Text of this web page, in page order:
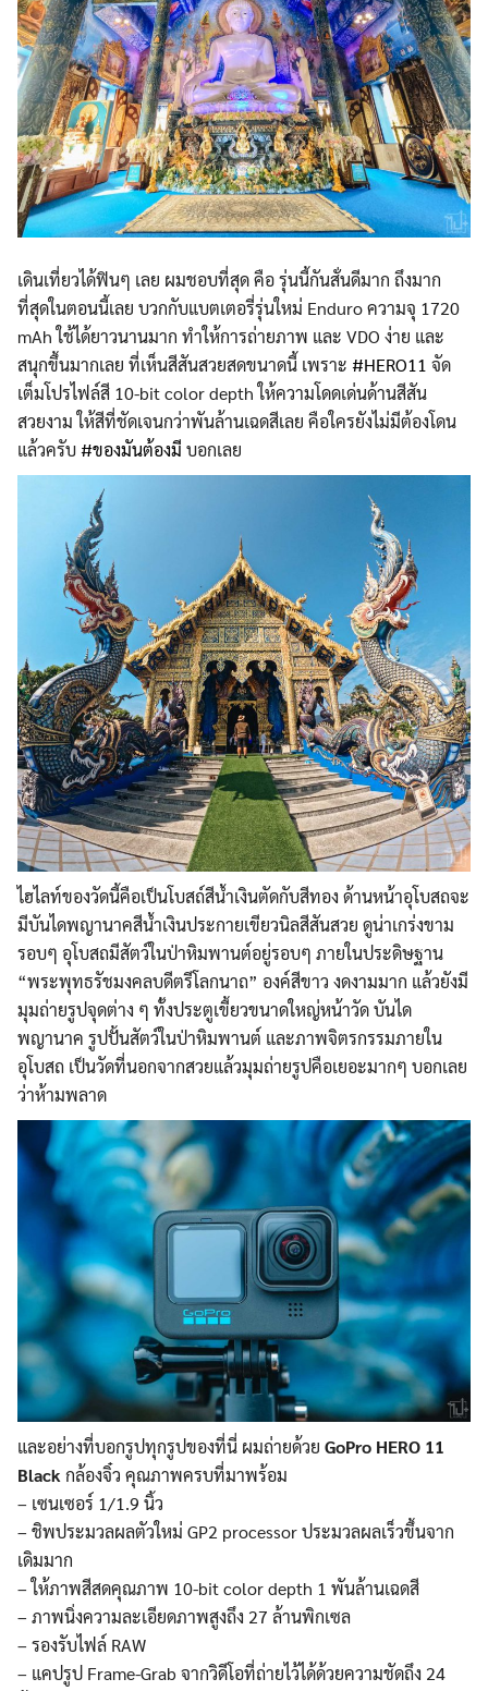
เดินเที่ยวได้ฟินๆ เลย ผมชอบที่สุด คือ รุ่นนี้กันสั่นดีมาก ถึงมาก
ที่สุดในตอนนี้เลย บวกกับแบตเตอรี่รุ่นใหม่ Enduro ความจุ 1720
mAh ใช้ได้ยาวนานมาก ทำให้การถ่ายภาพ และ VDO ง่าย และ
สนุกขึ้นมากเลย ที่เห็นสีสันสวยสดขนาดนี้ เพราะ #HERO11 จัด
เต็มโปรไฟล์สี 10-bit color depth ให้ความโดดเด่นด้านสีสัน
สวยงาม ให้สีที่ชัดเจนกว่าพันล้านเฉดสีเลย คือใครยังไม่มีต้องโดน
แล้วครับ#ของมันต้องมี บอกเลย
ไฮไลท์ของวัดนี้คือเป็นโบสถ์สีน้ำเงินตัดกับสีทอง ด้านหน้าอุโบสถจะ
มีบันไดพญานาคสีน้ำเงินประกายเขียวนิลสีสันสวย ดูน่าเกร่งขาม
รอบๆ อุโบสถมีสัตว์ในป่าหิมพานต์อยู่รอบๆ ภายในประดิษฐาน
“พระพุทธรัชมงคลบดีตรีโลกนาถ” องค์สีขาว งดงามมาก แล้วยังมี
มุมถ่ายรูปจุดต่าง ๆ ทั้งประตูเขี้ยวขนาดใหญ่หน้าวัด บันได
พญานาค รูปปั้นสัตว์ในป่าหิมพานต์ และภาพจิตรกรรมภายใน
อุโบสถ เป็นวัดที่นอกจากสวยแล้วมุมถ่ายรูปคือเยอะมากๆ บอกเลย
ว่าห้ามพลาด
และอย่างที่บอกรูปทุกรูปของที่นี่ ผมถ่ายด้วย GoPro HERO 11
Blackกล้องจิ๋ว คุณภาพครบที่มาพร้อม
– เซนเซอร์ 1/1.9 นิ้ว
– ชิพประมวลผลตัวใหม่ GP2 processor ประมวลผลเร็วขึ้นจาก
เดิมมาก
– ให้ภาพสีสดคุณภาพ 10-bit color depth 1 พันล้านเฉดสี
– ภาพนิ่งความละเอียดภาพสูงถึง 27 ล้านพิกเซล
– รองรับไฟล์ RAW
– แคปรูป Frame-Grab จากวิดีโอที่ถ่ายไว้ได้ด้วยความชัดถึง 24